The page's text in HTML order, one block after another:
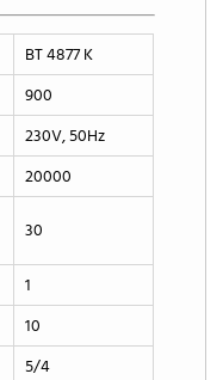
BT 4877 K
900
230V, 50Hz
20000
30
1
10
5/4